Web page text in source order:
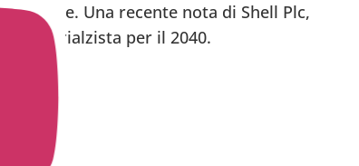
rosee. Una recente nota di Shell Plc,
rialzista per il 2040.